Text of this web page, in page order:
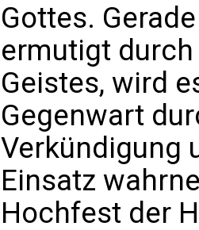
Gottes.
ermutigt
Geistes, wird
Gegenwart
Verkündigung
Einsatz
Hochfest der